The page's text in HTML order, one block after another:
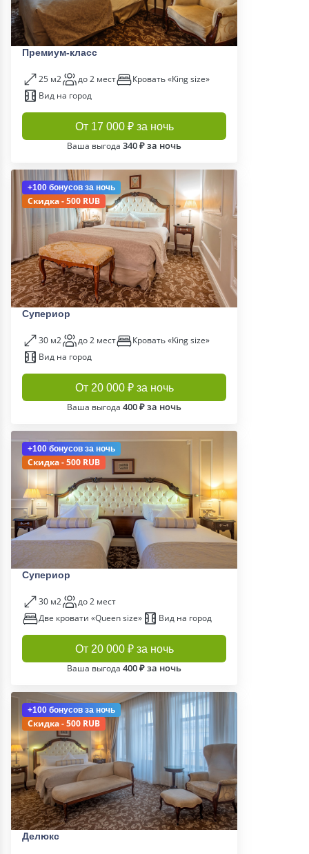
Премиум-класс
25 м2 до 2 мест
Кровать «King size»
Вид на город
От 17 000 ₽ за ночь
Ваша выгода 340 ₽ за ночь
+100 бонусов за ночь
Скидка - 500 RUB
Супериор
30 м2 до 2 мест
Кровать «King size»
Вид на город
От 20 000 ₽ за ночь
Ваша выгода 400 ₽ за ночь
+100 бонусов за ночь
Скидка - 500 RUB
Супериор
30 м2
до 2 мест
Две кровати «Queen size»
Вид на город
От 20 000 ₽ за ночь
Ваша выгода 400 ₽ за ночь
+100 бонусов за ночь
Скидка - 500 RUB
Делюкс